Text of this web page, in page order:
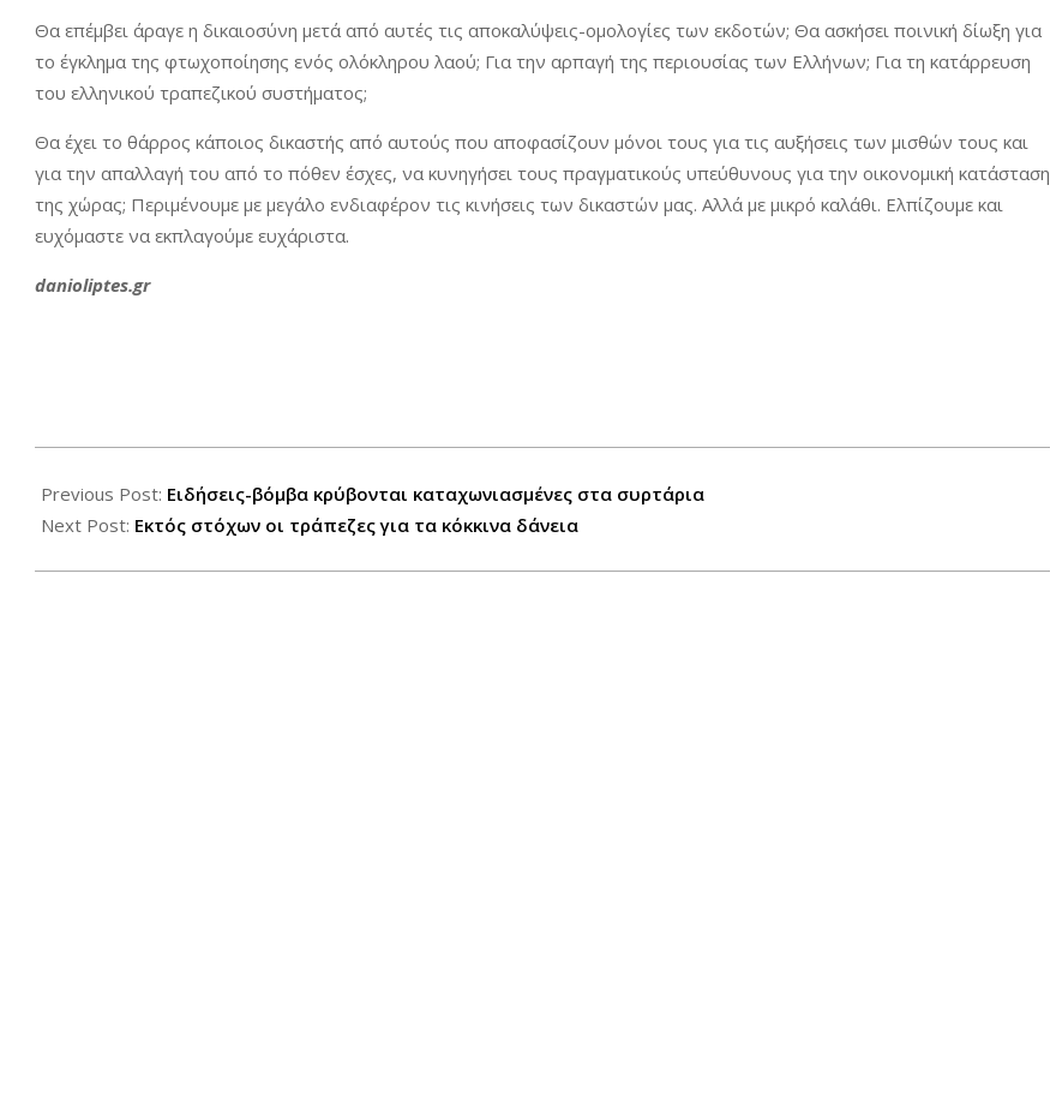
Θα επέμβει άραγε η δικαιοσύνη μετά από αυτές τις αποκαλύψεις-ομολογίες των εκδοτών; Θα ασκήσει ποινική δίωξη για
το έγκλημα της φτωχοποίησης ενός ολόκληρου λαού; Για την αρπαγή της περιουσίας των Ελλήνων; Για τη κατάρρευση
του ελληνικού τραπεζικού συστήματος;
Θα έχει το θάρρος κάποιος δικαστής από αυτούς που αποφασίζουν μόνοι τους για τις αυξήσεις των μισθών τους και
για την απαλλαγή του από το πόθεν έσχες, να κυνηγήσει τους πραγματικούς υπεύθυνους για την οικονομική κατάσταση
της χώρας; Περιμένουμε με μεγάλο ενδιαφέρον τις κινήσεις των δικαστών μας. Αλλά με μικρό καλάθι. Ελπίζουμε και
ευχόμαστε να εκπλαγούμε ευχάριστα.
danioliptes.gr
09-
01
Previous Post: Ειδήσεις-βόμβα κρύβονται καταχωνιασμένες στα συρτάρια
Next Post: Εκτός στόχων οι τράπεζες για τα κόκκινα δάνεια